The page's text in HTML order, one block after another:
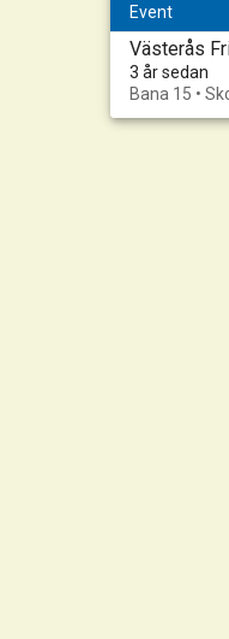
Event
Västerås
3 år sedan
Bana 15 •